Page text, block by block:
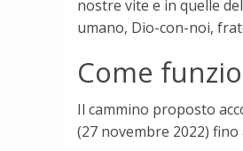
nostre vite e in quelle
umano, Dio-con-noi,
Come
Il cammino proposto
(27 novembre 2022)